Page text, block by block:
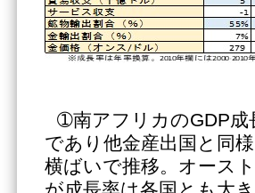
➀南アフリカのGDP成
であり他金産出国と同
横ばいで推移。オース